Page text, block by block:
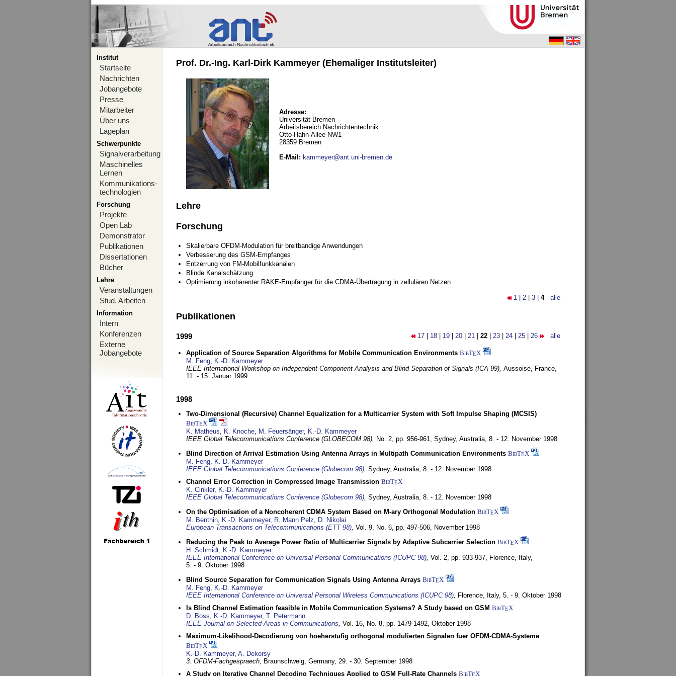
Institut
Startseite
Nachrichten
Jobangebote
Presse
Mitarbeiter
Über uns
Lageplan
Schwerpunkte
Signalverarbeitung
Maschinelles
Lernen
Kommunikations-
technologien
Forschung
Projekte
Open Lab
Demonstrator
Publikationen
Dissertationen
Bücher
Lehre
Veranstaltungen
Stud. Arbeiten
Information
Intern
Konferenzen
Externe
Jobangebote
Prof. Dr.-Ing. Karl-Dirk Kammeyer (Ehemaliger Institutsleiter)
Adresse:
Universität Bremen
Arbeitsbereich Nachrichtentechnik
Otto-Hahn-Allee NW1
28359 Bremen
E-Mail : kammeyer@ant.uni-bremen.de
Lehre
Forschung
Skalierbare OFDM-Modulation für breitbandige Anwendungen
Verbesserung des GSM-Empfanges
Entzerrung von FM-Mobilfunkkanälen
Blinde Kanalschätzung
Optimierung inkohärenter RAKE-Empfänger für die CDMA-Übertragung in zellulären Netzen
1 2 3 4 alle
Publikationen
17 18 19 20 21 22 23 24 25 26 alle
1999
Application of Source Separation Algorithms for Mobile Communication Environments BibTEX
M. Feng, K.-D. Kammeyer
IEEE International Workshop on Independent Component Analysis and Blind Separation of Signals (ICA 99), Aussoise, France,
11. - 15. Januar 1999
1998
Two-Dimensional (Recursive) Channel Equalization for a Multicarrier System with Soft Impulse Shaping (MCSIS)
BibTEX
K. Matheus, K. Knoche, M. Feuersänger, K.-D. Kammeyer
IEEE Global Telecommunications Conference (GLOBECOM 98), No. 2, pp. 956-961, Sydney, Australia, 8. - 12. November 1998
Blind Direction of Arrival Estimation Using Antenna Arrays in Multipath Communication Environments BibTEX
M. Feng, K.-D. Kammeyer
IEEE Global Telecommunications Conference (Globecom 98), Sydney, Australia, 8. - 12. November 1998
Channel Error Correction in Compressed Image Transmission BibTEX
K. Cinkler, K.-D. Kammeyer
IEEE Global Telecommunications Conference (Globecom 98), Sydney, Australia, 8. - 12. November 1998
On the Optimisation of a Noncoherent CDMA System Based on M-ary Orthogonal Modulation BibTEX
M. Benthin, K.-D. Kammeyer, R. Mann Pelz, D. Nikolai
European Transactions on Telecommunications (ETT 98), Vol. 9, No. 6, pp. 497-506, November 1998
Reducing the Peak to Average Power Ratio of Multicarrier Signals by Adaptive Subcarrier Selection BibTEX
H. Schmidt, K.-D. Kammeyer
IEEE International Conference on Universal Personal Communications (ICUPC 98), Vol. 2, pp. 933-937, Florence, Italy,
5. - 9. Oktober 1998
Blind Source Separation for Communication Signals Using Antenna Arrays BibTEX
M. Feng, K.-D. Kammeyer
IEEE International Conference on Universal Personal Wireless Communications (ICUPC 98), Florence, Italy, 5. - 9. Oktober 1998
Is Blind Channel Estimation feasible in Mobile Communication Systems? A Study based on GSM BibTEX
D. Boss, K.-D. Kammeyer, T. Petermann
IEEE Journal on Selected Areas in Communications, Vol. 16, No. 8, pp. 1479-1492, Oktober 1998
Maximum-Likelihood-Decodierung von hoeherstufig orthogonal modulierten Signalen fuer OFDM-CDMA-Systeme
BibTEX
K.-D. Kammeyer, A. Dekorsy
3. OFDM-Fachgespraech, Braunschweig, Germany, 29. - 30. September 1998
A Study on Iterative Channel Decoding Techniques Applied to GSM Full-Rate Channels BibTEX